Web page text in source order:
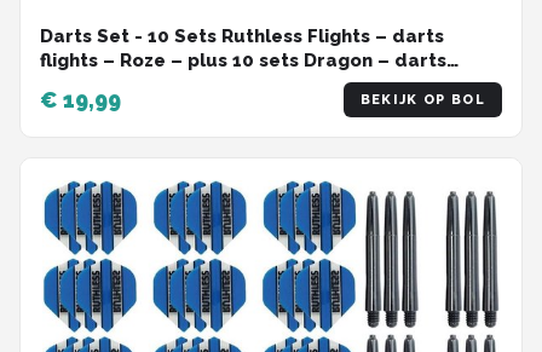
Darts Set - 10 Sets Ruthless Flights – darts
flights – Roze – plus 10 sets Dragon – darts
€ 19,99 BEKIJK OP BOL